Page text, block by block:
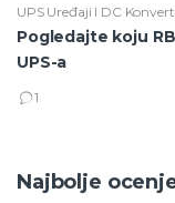
UPS Uređaji I DC
Pogledajte koju
UPS-a
1
Najbolje